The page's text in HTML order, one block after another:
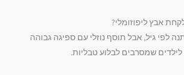
אבץ ליפוזומלי?
לפי גיל, אבל תוסף נוזלי עם ספיגה גבוהה
לילדים שמסרבים לבלוע טבליות.